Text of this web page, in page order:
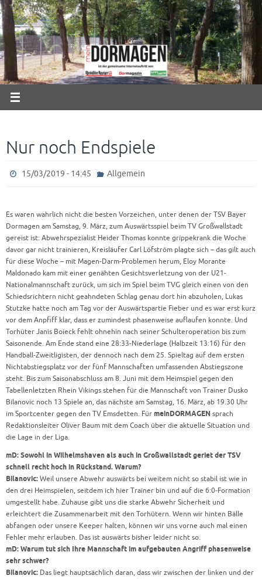
Zum
Inhalt
springen
Nur noch Endspiele
15/03/2019 - 14:45 Allgemein
Es waren wahrlich nicht die besten Vorzeichen, unter denen der TSV Bayer
Dormagen am Samstag, 9. März, zum Auswärtsspiel beim TV Großwallstadt
gereist ist: Abwehrspezialist Heider Thomas konnte grippekrank die Woche
davor gar nicht trainieren, Kreisläufer Carl Löfström plagte sich – das gilt auch
für diese Woche – mit Magen-Darm-Problemen herum, Eloy Morante
Maldonado kam mit einer genähten Gesichtsverletzung von der U21-
Nationalmannschaft zurück, um sich im Spiel beim TVG gleich einen von den
Schiedsrichtern nicht geahndeten Schlag genau dort hin abzuholen, Lukas
Stutzke hatte noch am Tag vor der Auswärtspartie Fieber und es war erst kurz
vor dem Anpfiff klar, dass er zumindest phasenweise auflaufen konnte. Und
Torhüter Janis Boieck fehlt ohnehin nach seiner Schulteroperation bis zum
Saisonende. Am Ende stand eine 28:33-Niederlage (Halbzeit 13:16) für den
Handball-Zweitligisten, der dennoch nach dem 25. Spieltag auf dem ersten
Nichtabstiegsplatz vor der fünf Mannschaften umfassenden Abstiegszone
steht. Bis zum Saisonabschluss am 8. Juni mit dem Heimspiel gegen den
Tabellenletzten Rhein Vikings stehen für die Mannschaft von Trainer Dusko
Bilanovic noch 13 Spiele an, das nächste am Samstag, 16. März, ab 19.30 Uhr
im Sportcenter gegen den TV Emsdetten. Für meinDORMAGEN sprach
Redaktionsleiter Oliver Baum mit dem Coach über die aktuelle Situation und
die Lage in der Liga.
mD: Sowohl in Wilhelmshaven als auch in Großwallstadt geriet der TSV
schnell recht hoch in Rückstand. Warum?
Bilanovic: Weil unsere Abwehr auswärts bei weitem nicht so stabil ist wie in
den drei Heimspielen, seitdem ich hier Trainer bin und auf die 6:0-Formation
umgestellt habe. Zuhause gibt uns die starke Abwehr Sicherheit und
erleichtert die Zusammenarbeit mit den Torhütern. Wenn wir hinten Bälle
abfangen oder unsere Keeper halten, können wir uns vorne auch mal einen
Fehler mehr erlauben. Das ist auswärts bisher leider nicht so.
mD: Warum tut sich Ihre Mannschaft im aufgebauten Angriff phasenweise
sehr schwer?
Bilanovic: Das liegt hauptsächlich daran, dass wir zwischen der linken und der